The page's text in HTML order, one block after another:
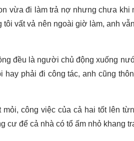
vừa đi làm trả nợ nhưng chưa khi
vất vả nên ngoài giờ làm, anh
đều là người chủ động xuống
phải đi công tác, anh cũng
công việc của cả hai tốt lên
cư để cả nhà có tổ ấm nhỏ khang